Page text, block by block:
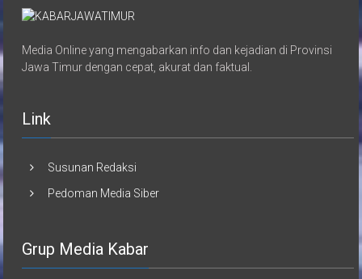
Media Online yang mengabarkan info dan kejadian di Provinsi
Jawa Timur dengan cepat, akurat dan faktual.
Link
Susunan Redaksi
Pedoman Media Siber
Grup Media Kabar